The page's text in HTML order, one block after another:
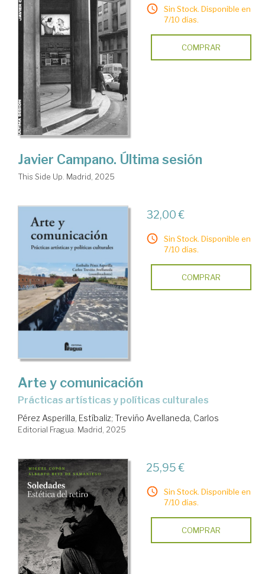
Sin Stock. Disponible en
7/10 días.
COMPRAR
Javier Campano. Última sesión
This Side Up. Madrid, 2025
32,00 €
Sin Stock. Disponible en
7/10 días.
COMPRAR
Arte y comunicación
Prácticas artísticas y políticas culturales
Pérez Asperilla, Estíbaliz; Treviño Avellaneda, Carlos
Editorial Fragua. Madrid, 2025
25,95 €
Sin Stock. Disponible en
7/10 días.
COMPRAR